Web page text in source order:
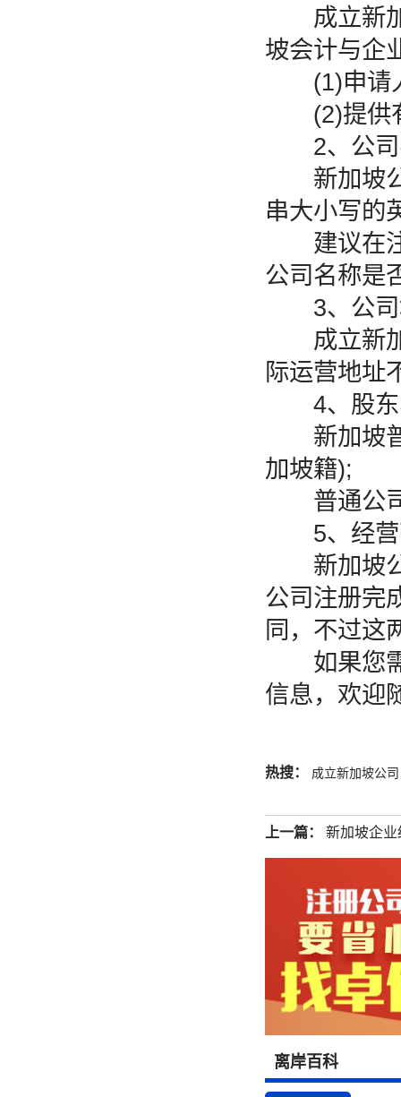
成立新加
坡会计与企
(1)申请人
(2)提供有
2、公司
新加坡公
串大小写的
建议在注
公司名称是
3、公司
成立新加
际运营地址
4、股东
新加坡普
加坡籍);
普通公司
5、经营
新加坡公
公司注册完
同，不过这
如果您需
信息，欢迎
热搜： 成立新加坡公司
上一篇： 新加坡企
离岸百科